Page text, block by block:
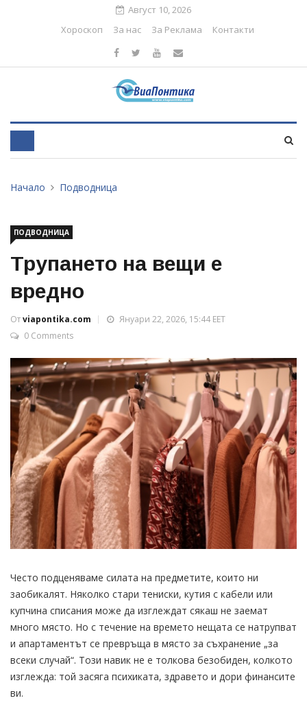
Август 10, 2026
Хороскоп
За нас За Реклама Контакти
Начало Подводница
ПОДВОДНИЦА
Трупането на вещи е
вредно
Отviapontika.com
Януари 22, 2026, 15:44 EET
0 Comments
Често подценяваме силата на предметите, които ни
заобикалят. Няколко стари тениски, кутия с кабели или
купчина списания може да изглеждат сякаш не заемат
много място. Но с течение на времето нещата се натрупват
и апартаментът се превръща в място за съхранение „за
всеки случай“. Този навик не е толкова безобиден, колкото
изглежда: той засяга психиката, здравето и дори финансите
ви.